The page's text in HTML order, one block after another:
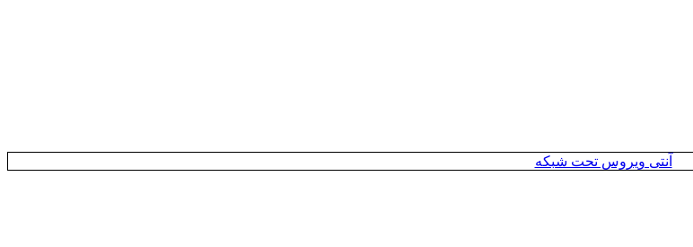
آنتی ویروس تحت شبکه